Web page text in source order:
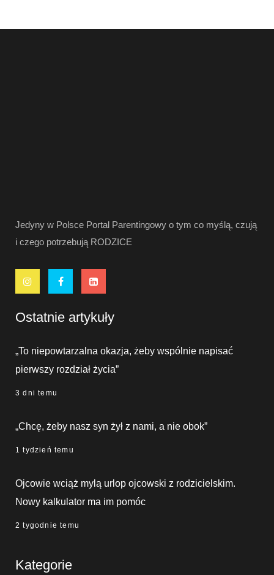
Jedyny w Polsce Portal Parentingowy o tym co myślą, czują
i czego potrzebują RODZICE
Ostatnie artykuły
„To niepowtarzalna okazja, żeby wspólnie napisać
pierwszy rozdział życia”
3 dni temu
„Chcę, żeby nasz syn żył z nami, a nie obok”
1 tydzień temu
Ojcowie wciąż mylą urlop ojcowski z rodzicielskim.
Nowy kalkulator ma im pomóc
2 tygodnie temu
Kategorie